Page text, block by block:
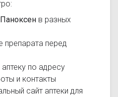
Паноксен в разных
препарата перед
по адресу
и контакты
сайт аптеки для